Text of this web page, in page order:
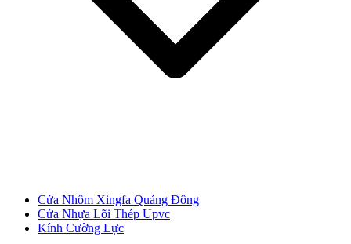
Cửa Nhôm Xingfa Quảng Đông
Cửa Nhựa Lõi Thép Upvc
Kính Cường Lực